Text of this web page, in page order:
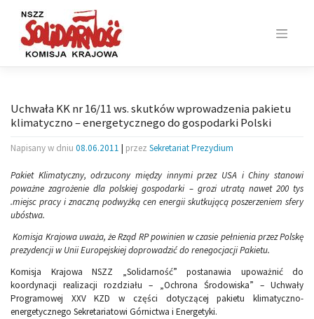
content
Uchwała KK nr 16/11 ws. skutków wprowadzenia pakietu
klimatyczno – energetycznego do gospodarki Polski
Napisany w dniu 08.06.2011 | przez Sekretariat Prezydium
Pakiet Klimatyczny, odrzucony między innymi przez USA i Chiny stanowi
poważne zagrożenie dla polskiej gospodarki – grozi utratą nawet 200 tys
.miejsc pracy i znaczną podwyżką cen energii skutkującą poszerzeniem sfery
ubóstwa.
Komisja Krajowa uważa, że Rząd RP powinien w czasie pełnienia przez Polskę
prezydencji w Unii Europejskiej doprowadzić do renegocjacji Pakietu.
Komisja Krajowa NSZZ „Solidarność” postanawia upoważnić do
koordynacji realizacji rozdziału – „Ochrona Środowiska” – Uchwały
Programowej XXV KZD w części dotyczącej pakietu klimatyczno-
energetycznego Sekretariatowi Górnictwa i Energetyki.